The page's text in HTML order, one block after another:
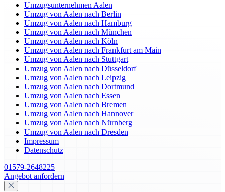
Umzugsunternehmen Aalen
Umzug von Aalen nach Berlin
Umzug von Aalen nach Hamburg
Umzug von Aalen nach München
Umzug von Aalen nach Köln
Umzug von Aalen nach Frankfurt am Main
Umzug von Aalen nach Stuttgart
Umzug von Aalen nach Düsseldorf
Umzug von Aalen nach Leipzig
Umzug von Aalen nach Dortmund
Umzug von Aalen nach Essen
Umzug von Aalen nach Bremen
Umzug von Aalen nach Hannover
Umzug von Aalen nach Nürnberg
Umzug von Aalen nach Dresden
Impressum
Datenschutz
01579-2648225
Angebot anfordern